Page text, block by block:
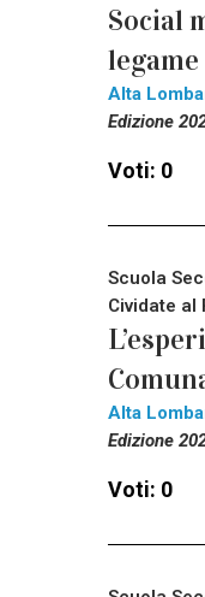
Social
Alta
Edizione
Voti: 0
Scuola
Cividate al
Alta
Edizione
Voti: 0